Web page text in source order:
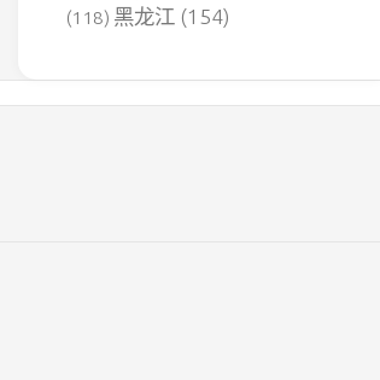
电
铁
路
(118) 黑龙江 (154)